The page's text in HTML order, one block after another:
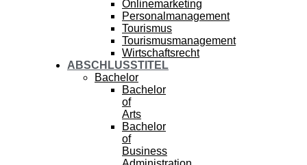
Onlinemarketing
Personalmanagement
Tourismus
Tourismusmanagement
Wirtschaftsrecht
ABSCHLUSSTITEL
Bachelor
Bachelor
of
Arts
Bachelor
of
Business